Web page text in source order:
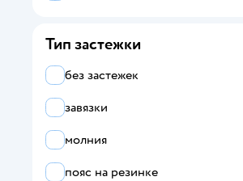
бордовый
Тип застежки
без застежек
завязки
молния
пояс на резинке